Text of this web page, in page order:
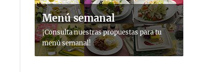
Menú semanal
¡Consulta nuestras propuestas para tu
menú semanal!